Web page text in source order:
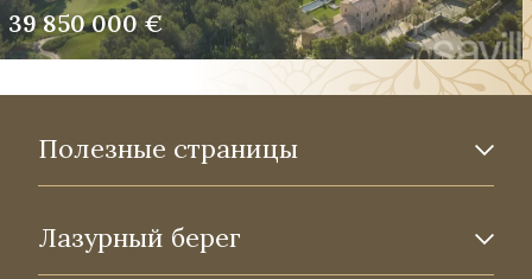
39 850 000 €
Полезные страницы
Лазурный берег